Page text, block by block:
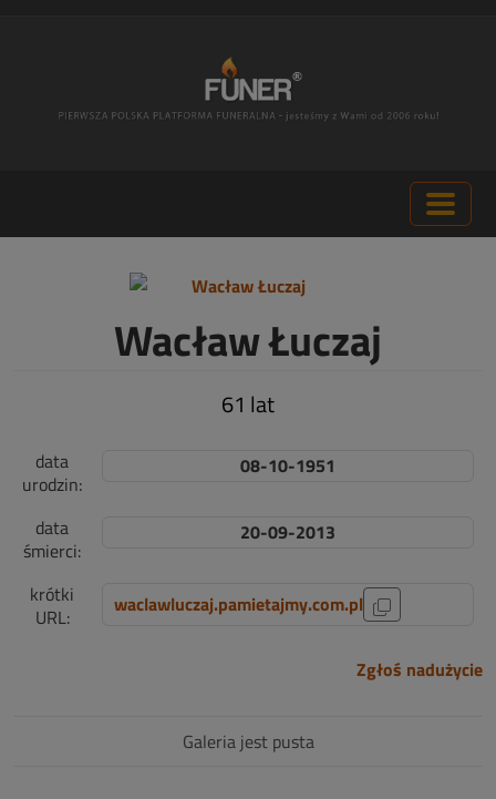
Wacław Łuczaj
61 lat
data
urodzin:
08-10-1951
data
śmierci:
20-09-2013
krótki
URL:
waclawluczaj.pamietajmy.com.pl
Zgłoś nadużycie
Galeria jest pusta